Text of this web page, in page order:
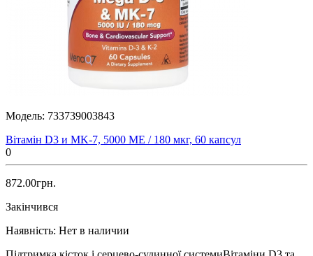
Модель: 733739003843
Вітамін D3 и MK-7, 5000 МЕ / 180 мкг, 60 капсул
0
872.00грн.
Закінчився
Наявність: Нет в наличии